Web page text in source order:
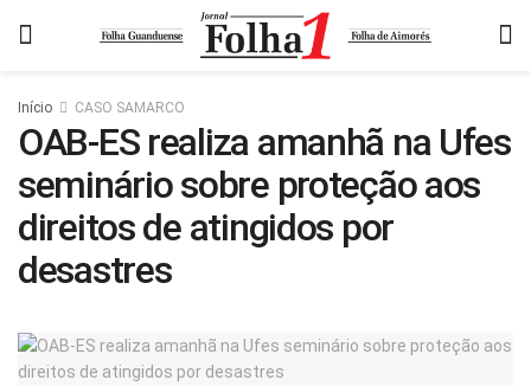
Início CASO SAMARCO
OAB-ES realiza amanhã na Ufes
seminário sobre proteção aos
direitos de atingidos por
desastres